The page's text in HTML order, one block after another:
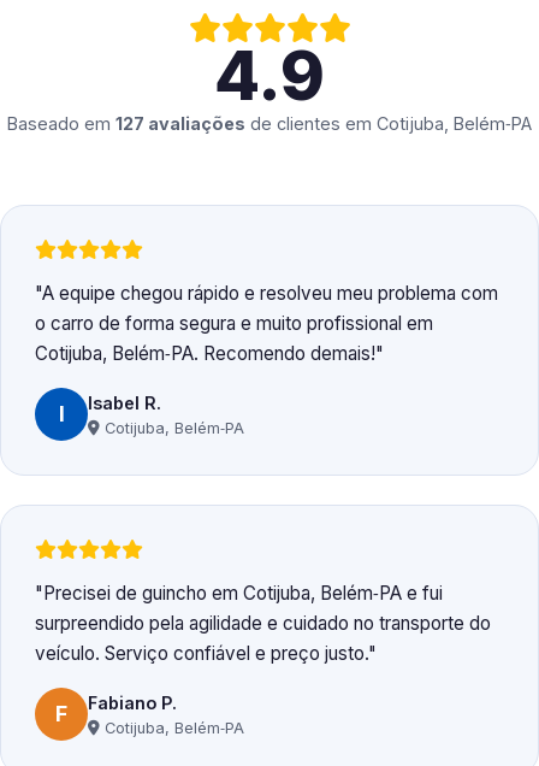
4.9
Baseado em 127 avaliações de clientes em Cotijuba, Belém‑PA
A equipe chegou rápido e resolveu meu problema com
o carro de forma segura e muito profissional em
Cotijuba, Belém‑PA. Recomendo demais!
I Isabel R.
Cotijuba, Belém‑PA
Precisei de guincho em Cotijuba, Belém‑PA e fui
surpreendido pela agilidade e cuidado no transporte do
veículo. Serviço confiável e preço justo.
F Fabiano P.
Cotijuba, Belém‑PA